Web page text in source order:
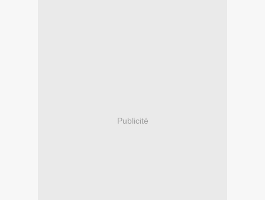
Publicité